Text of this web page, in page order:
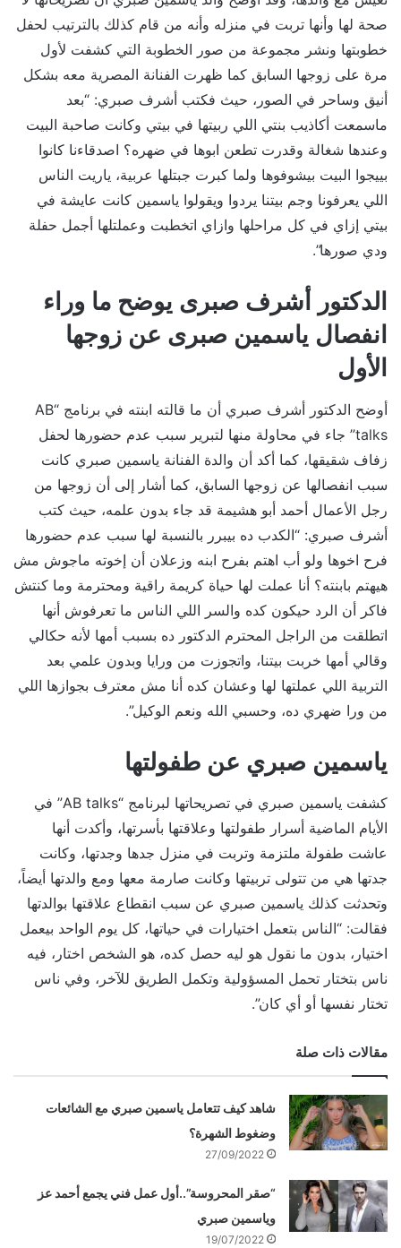
صحة لها وأنها تربت في منزله وأنه من قام كذلك بالترتيب لحفل
خطوبتها ونشر مجموعة من صور الخطوبة التي كشفت لأول
مرة على زوجها السابق كما ظهرت الفنانة المصرية معه بشكل
أنيق وساحر في الصور، حيث فكتب أشرف صبري: “بعد
ماسمعت أكاذيب بنتي اللي ربيتها في بيتي وكانت صاحبة البيت
وعندها شغالة وقدرت تطعن ابوها في ضهره؟ اصدقاءنا كانوا
بييجوا البيت بيشوفوها ولما كبرت جبتلها عربية، ياريت الناس
اللي يعرفونا وجم بيتنا يردوا ويقولوا ياسمين كانت عايشة في
بيتي إزاي في كل مراحلها وازاي اتخطبت وعملتلها أجمل حفلة
ودي صورها”.
الدكتور أشرف صبرى يوضح ما وراء
انفصال ياسمين صبرى عن زوجها
الأول
أوضح الدكتور أشرف صبري أن ما قالته ابنته في برنامج “AB
talks” جاء في محاولة منها لتبرير سبب عدم حضورها لحفل
زفاف شقيقها، كما أكد أن والدة الفنانة ياسمين صبري كانت
سبب انفصالها عن زوجها السابق، كما أشار إلى أن زوجها من
رجل الأعمال أحمد أبو هشيمة قد جاء بدون علمه، حيث كتب
أشرف صبري: “الكدب ده بيبرر بالنسبة لها سبب عدم حضورها
فرح اخوها ولو أب اهتم بفرح ابنه وزعلان أن إخوته ماجوش مش
هيهتم بابنته؟ أنا عملت لها حياة كريمة راقية ومحترمة وما كنتش
فاكر أن الرد حيكون كده والسر اللي الناس ما تعرفوش أنها
اتطلقت من الراجل المحترم الدكتور ده بسبب أمها لأنه حكالي
وقالي أمها خربت بيتنا، واتجوزت من ورايا وبدون علمي بعد
التربية اللي عملتها لها وعشان كده أنا مش معترف بجوازها اللي
من ورا ضهري ده، وحسبي الله ونعم الوكيل”.
ياسمين صبري عن طفولتها
كشفت ياسمين صبري في تصريحاتها لبرنامج “AB talks” في
الأيام الماضية أسرار طفولتها وعلاقتها بأسرتها، وأكدت أنها
عاشت طفولة ملتزمة وتربت في منزل جدها وجدتها، وكانت
جدتها هي من تتولى تربيتها وكانت صارمة معها ومع والدتها أيضاً،
وتحدثت كذلك ياسمين صبري عن سبب انقطاع علاقتها بوالدتها
فقالت: “الناس بتعمل اختيارات في حياتها، كل يوم الواحد بيعمل
اختيار، بدون ما نقول هو ليه حصل كده، هو الشخص اختار، فيه
ناس بتختار تحمل المسؤولية وتكمل الطريق للآخر، وفي ناس
تختار نفسها أو أي كان”.
مقالات ذات صلة
شاهد كيف تتعامل ياسمين صبري مع الشائعات
وضغوط الشهرة؟
27/09/2022
“صقر المحروسة”..أول عمل فني يجمع أحمد عز
وياسمين صبري
19/07/2022